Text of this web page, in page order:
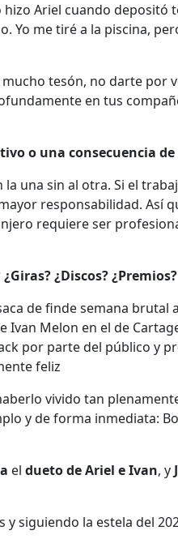
Ariel cuando depositó
Yo me tiré a la piscina,
tesón, no darte por
en tus
o una consecuencia de
una sin al otra. Si el
responsabilidad. Así
requiere ser
¿Discos? ¿Premios?
de finde semana brutal
Ivan Melon en el de
por parte del público y
feliz
vivido tan
y de forma inmediata:
el dueto de Ariel e Ivan, y
siguiendo la estela del